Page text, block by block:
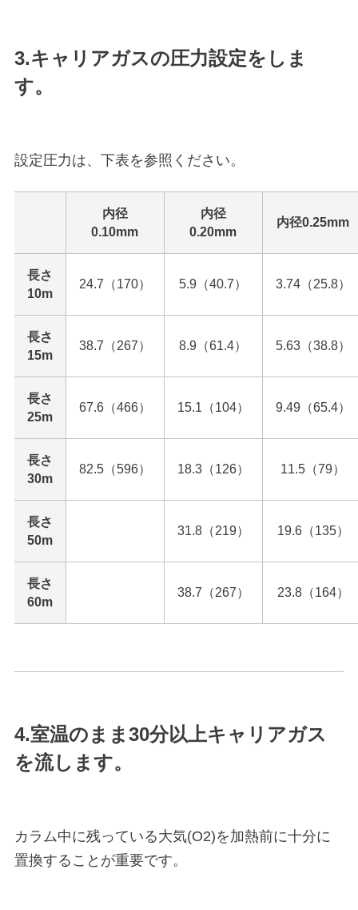
3.キャリアガスの圧力設定をしま
す。
設定圧力は、下表を参照ください。
内径
0.10mm
内径
0.20mm
内径0.25mm
長さ
10m
24.7（170） 5.9（40.7） 3.74（25.8）
長さ
15m
38.7（267） 8.9（61.4） 5.63（38.8）
長さ
25m
67.6（466） 15.1（104） 9.49（65.4）
長さ
30m
82.5（596） 18.3（126） 11.5（79）
長さ
50m
31.8（219） 19.6（135）
長さ
60m
38.7（267） 23.8（164）
4.室温のまま30分以上キャリアガス
を流します。
カラム中に残っている大気(O2)を加熱前に十分に
置換することが重要です。